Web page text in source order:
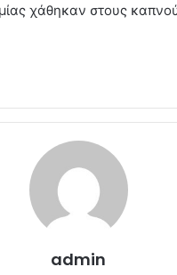
χάθηκαν στους
admin